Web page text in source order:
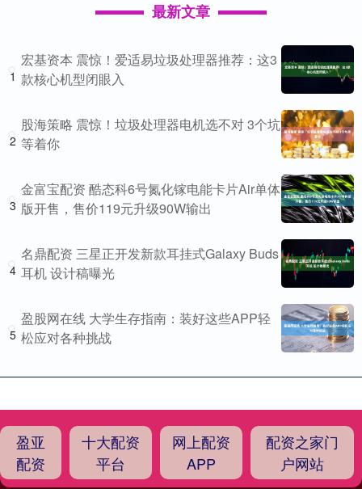
最新文章
1
宏基资本 震惊！爱适易垃圾处理器推荐：这3
款核心机型闭眼入
2
股海策略 震惊！垃圾处理器电机选不对 3个坑
等着你
3
金富宝配资 酷态科6号氮化镓电能卡片Air单体
版开售，售价119元升级90W输出
4
名鼎配资 三星正开发新款耳挂式Galaxy Buds
耳机 设计稿曝光
5
盈股网在线 大学生存指南：装好这些APP轻
松应对各种挑战
盈亚
配资
十大配资
平台
网上配资
APP
配资之家门
户网站